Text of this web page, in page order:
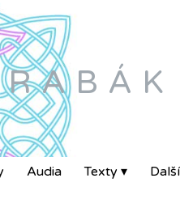
Audia Texty ▾